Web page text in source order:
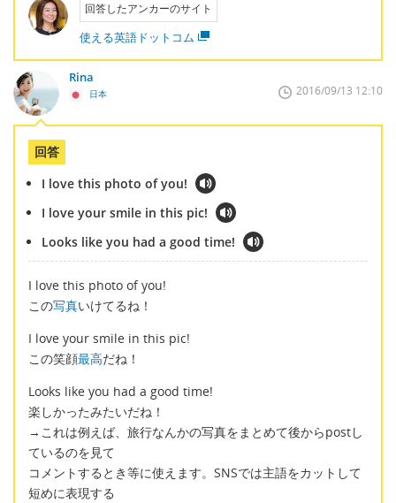
回答したアンカーのサイト
使える英語ドットコム
Rina
日本 2016/09/13 12:10
回答
I love this photo of you!
I love your smile in this pic!
Looks like you had a good time!
I love this photo of you!
この写真いけてるね！
I love your smile in this pic!
この笑顔最高だね！
Looks like you had a good time!
楽しかったみたいだね！
→これは例えば、旅行なんかの写真をまとめて後からpostし
ているのを見て
コメントするとき等に使えます。SNSでは主語をカットして
短めに表現する